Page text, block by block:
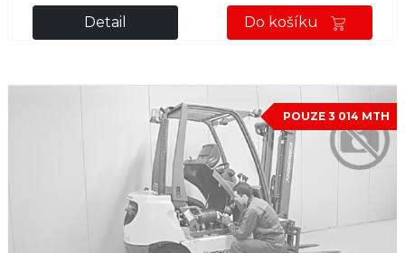
Detail Do košíku
POUZE 3 014 MTH